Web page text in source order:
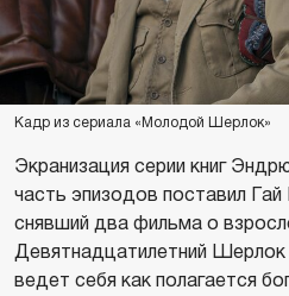
Кадр из сериала «Молодой Шерлок»
Экранизация серии книг
часть эпизодов поставил
снявший два фильма о
Девятнадцатилетний
ведет себя как полагается